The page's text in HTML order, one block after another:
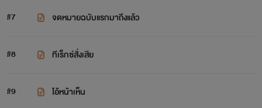
#7 จดหมายฉบับแรกมาถึงแล้ว
#8 ทีเร็กซ์สั่งเสีย
#9 ไอ้หน้าเห็น